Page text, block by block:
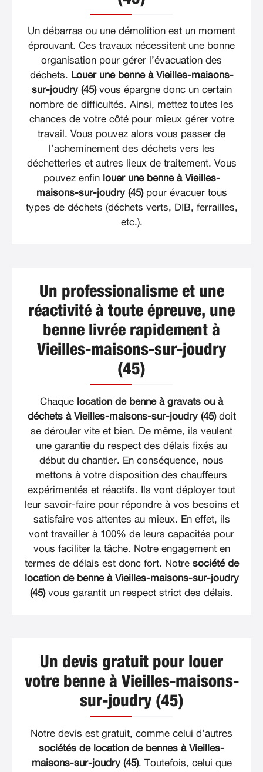
Un débarras ou une démolition est un moment
éprouvant. Ces travaux nécessitent une bonne
organisation pour gérer l’évacuation des
déchets. Louer une benne à Vieilles-maisons-
sur-joudry (45)vous épargne donc un certain
nombre de difficultés. Ainsi, mettez toutes les
chances de votre côté pour mieux gérer votre
travail. Vous pouvez alors vous passer de
l’acheminement des déchets vers les
déchetteries et autres lieux de traitement. Vous
pouvez enfin louer une benne à Vieilles-
maisons-sur-joudry (45)pour évacuer tous
types de déchets (déchets verts, DIB, ferrailles,
etc.).
Un professionalisme et une
réactivité à toute épreuve, une
benne livrée rapidement à
Vieilles-maisons-sur-joudry
(45)
Chaque location de benne à gravats ou à
déchets à Vieilles-maisons-sur-joudry (45)doit
se dérouler vite et bien. De même, ils veulent
une garantie du respect des délais fixés au
début du chantier. En conséquence, nous
mettons à votre disposition des chauffeurs
expérimentés et réactifs. Ils vont déployer tout
leur savoir-faire pour répondre à vos besoins et
satisfaire vos attentes au mieux. En effet, ils
vont travailler à 100% de leurs capacités pour
vous faciliter la tâche. Notre engagement en
termes de délais est donc fort. Notre société de
location de benne à Vieilles-maisons-sur-joudry
(45)vous garantit un respect strict des délais.
Un devis gratuit pour louer
votre benne à Vieilles-maisons-
sur-joudry (45)
Notre devis est gratuit, comme celui d’autres
sociétés de location de bennes à Vieilles-
maisons-sur-joudry (45). Toutefois, celui que